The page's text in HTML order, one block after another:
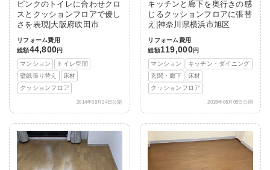
ピンクのトイレに合わせクロ
スとクッションフロアで優し
さを表現|大阪府吹田市
リフォーム費用
総額44,800円
マンション
トイレ空間
壁紙張り替え
床材
クッションフロア
2014年08月24日公開
キッチンと廊下を奥行きの感
じるクッションフロアに張替
え|神奈川県横浜市旭区
リフォーム費用
総額119,000円
マンション
キッチン・ダイニング
玄関・廊下
床材
クッションフロア
2015年06月05日公開